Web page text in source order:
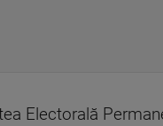
Electorală